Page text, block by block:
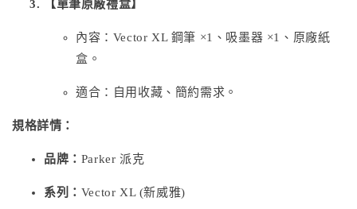
【單筆原廠禮盒】
內容：Vector XL 鋼筆 ×1、吸墨器 ×1、原廠紙
盒。
適合：自用收藏、簡約需求。
規格詳情：
品牌： Parker 派克
系列： Vector XL (新威雅)